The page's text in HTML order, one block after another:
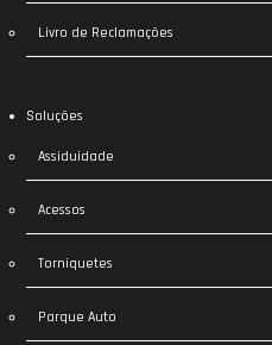
Livro de Reclamações
Soluções
Assiduidade
Acessos
Torniquetes
Parque Auto